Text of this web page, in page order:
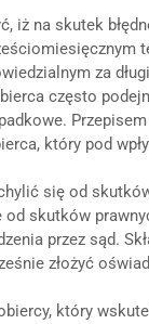
iż na skutek
za
często
który pod
się od
skutków
przez sąd.
złożyć
który